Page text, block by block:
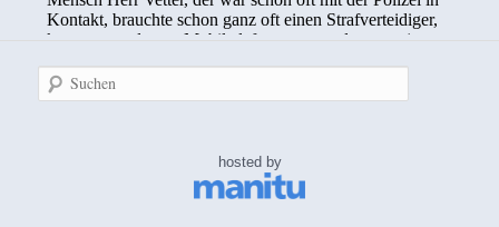
Suchen
hosted by